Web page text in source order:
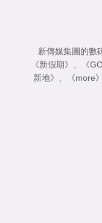
新傳媒集團的數
《新假期》 、 《
新地》 、 《more》